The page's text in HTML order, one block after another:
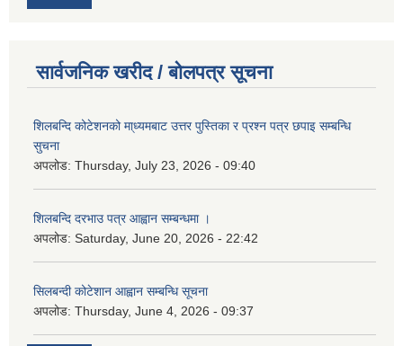
सार्वजनिक खरीद / बोलपत्र सूचना
शिलबन्दि कोटेशनको मा्ध्यमबाट उत्तर पुस्तिका र प्रश्न पत्र छपाइ सम्बन्धि
सुचना
अपलोड: Thursday, July 23, 2026 - 09:40
शिलबन्दि दरभाउ पत्र आह्वान सम्बन्धमा ।
अपलोड: Saturday, June 20, 2026 - 22:42
सिलबन्दी कोटेशान आह्वान सम्बन्धि सूचना
अपलोड: Thursday, June 4, 2026 - 09:37